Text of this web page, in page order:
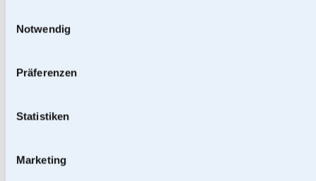
Notwendig
Präferenzen
Statistiken
Marketing